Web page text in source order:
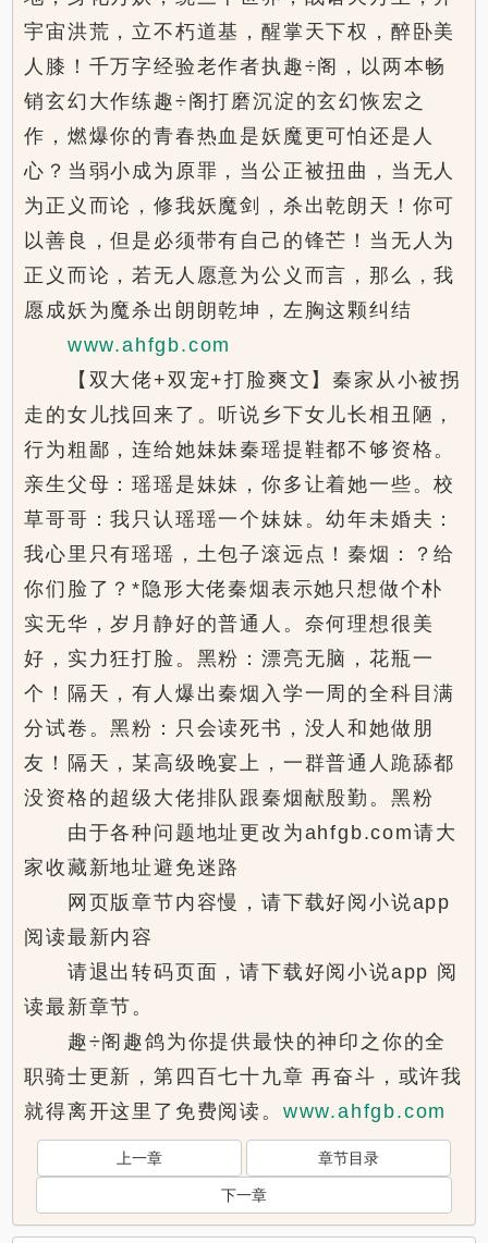
宇宙洪荒，立不朽道基，醒掌天下权，醉卧美
人膝！千万字经验老作者执趣÷阁，以两本畅
销玄幻大作练趣÷阁打磨沉淀的玄幻恢宏之
作，燃爆你的青春热血是妖魔更可怕还是人
心？当弱小成为原罪，当公正被扭曲，当无人
为正义而论，修我妖魔剑，杀出乾朗天！你可
以善良，但是必须带有自己的锋芒！当无人为
正义而论，若无人愿意为公义而言，那么，我
愿成妖为魔杀出朗朗乾坤，左胸这颗纠结
www.ahfgb.com
【双大佬+双宠+打脸爽文】秦家从小被拐
走的女儿找回来了。听说乡下女儿长相丑陋，
行为粗鄙，连给她妹妹秦瑶提鞋都不够资格。
亲生父母：瑶瑶是妹妹，你多让着她一些。校
草哥哥：我只认瑶瑶一个妹妹。幼年未婚夫：
我心里只有瑶瑶，土包子滚远点！秦烟：？给
你们脸了？*隐形大佬秦烟表示她只想做个朴
实无华，岁月静好的普通人。奈何理想很美
好，实力狂打脸。黑粉：漂亮无脑，花瓶一
个！隔天，有人爆出秦烟入学一周的全科目满
分试卷。黑粉：只会读死书，没人和她做朋
友！隔天，某高级晚宴上，一群普通人跪舔都
没资格的超级大佬排队跟秦烟献殷勤。黑粉
由于各种问题地址更改为ahfgb.com请大
家收藏新地址避免迷路
网页版章节内容慢，请下载好阅小说app
阅读最新内容
请退出转码页面，请下载好阅小说app 阅
读最新章节。
趣÷阁趣鸽为你提供最快的神印之你的全
职骑士更新，第四百七十九章 再奋斗，或许我
就得离开这里了免费阅读。 www.ahfgb.com
上一章 章节目录
下一章